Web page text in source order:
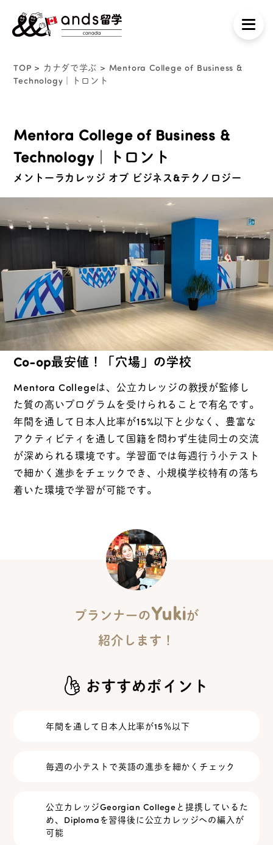
TOP > カナダで学ぶ > Mentora College of Business &
Technology｜トロント
Mentora College of Business &
Technology｜トロント
メントーラカレッジ オブ ビジネス&テクノロジー
Co-op最安値！「穴場」の学校
Mentora Collegeは、公立カレッジの教授が監修し
た質の高いプログラムを受けられることで有名です。
年間を通して日本人比率が15%以下と少なく、豊富な
アクティビティを通して国籍を問わず生徒同士の交流
が深められる環境です。学習面では毎週行う小テスト
で細かく進歩をチェックでき、小規模学校特有の落ち
着いた環境で学習が可能です。
プランナーのYukiが
紹介します！
おすすめポイント
年間を通して日本人比率が15％以下
毎週の小テストで英語の進歩を細かくチェック
公立カレッジGeorgian Collegeと提携しているた
め、Diplomaを習得後に公立カレッジへの編入が
可能